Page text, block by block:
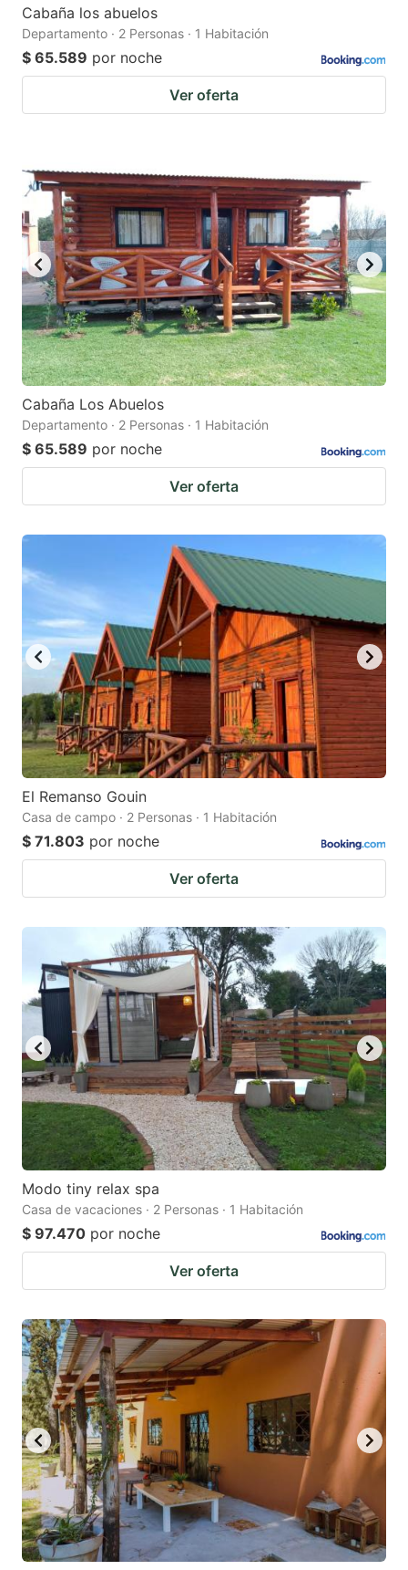
Cabaña los abuelos
Departamento · 2 Personas · 1 Habitación
$ 65.589 por noche
Ver oferta
Cabaña Los Abuelos
Departamento · 2 Personas · 1 Habitación
$ 65.589 por noche
Ver oferta
El Remanso Gouin
Casa de campo · 2 Personas · 1 Habitación
$ 71.803 por noche
Ver oferta
Modo tiny relax spa
Casa de vacaciones · 2 Personas · 1 Habitación
$ 97.470 por noche
Ver oferta